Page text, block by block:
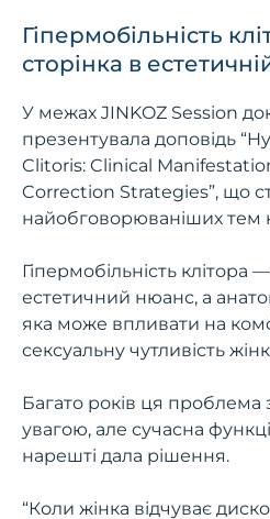
Гіпермобільність
сторінка в
У межах JINKOZ Session
презентувала доповідь
Clitoris: Clinical
Correction Strategies”, що
найобговорюваніших тем
Гіпермобільність клітора
естетичний нюанс, а
яка може впливати на
сексуальну чутливість
Багато років ця проблема
увагою, але сучасна
нарешті дала рішення.
“Коли жінка відчуває